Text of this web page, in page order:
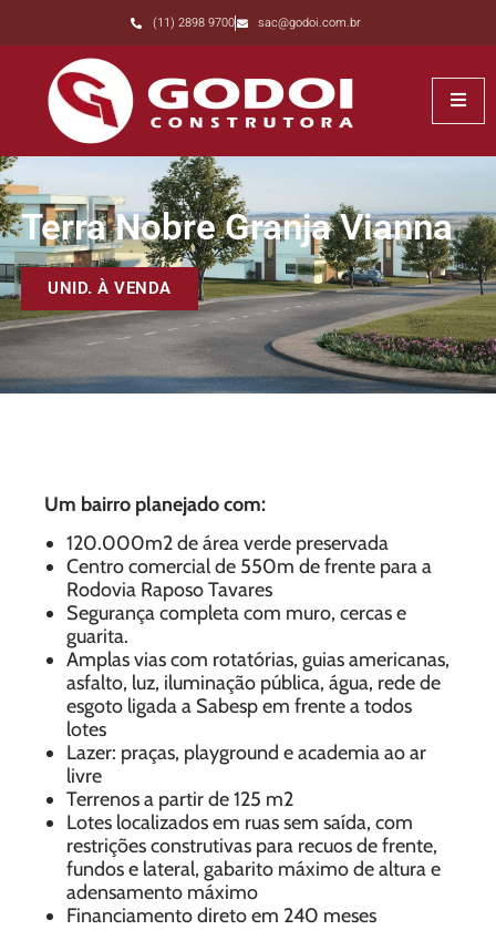
(11) 2898 9700 sac@godoi.com.br
Terra Nobre Granja Vianna
UNID. À VENDA
Um bairro planejado com:
120.000m2 de área verde preservada
Centro comercial de 550m de frente para a
Rodovia Raposo Tavares
Segurança completa com muro, cercas e
guarita.
Amplas vias com rotatórias, guias americanas,
asfalto, luz, iluminação pública, água, rede de
esgoto ligada a Sabesp em frente a todos
lotes
Lazer: praças, playground e academia ao ar
livre
Terrenos a partir de 125 m2
Lotes localizados em ruas sem saída, com
restrições construtivas para recuos de frente,
fundos e lateral, gabarito máximo de altura e
adensamento máximo
Financiamento direto em 240 meses